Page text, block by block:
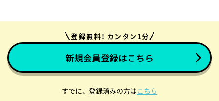
登録無料! カンタン1分
新規会員登録はこちら
すでに、登録済みの方はこちら